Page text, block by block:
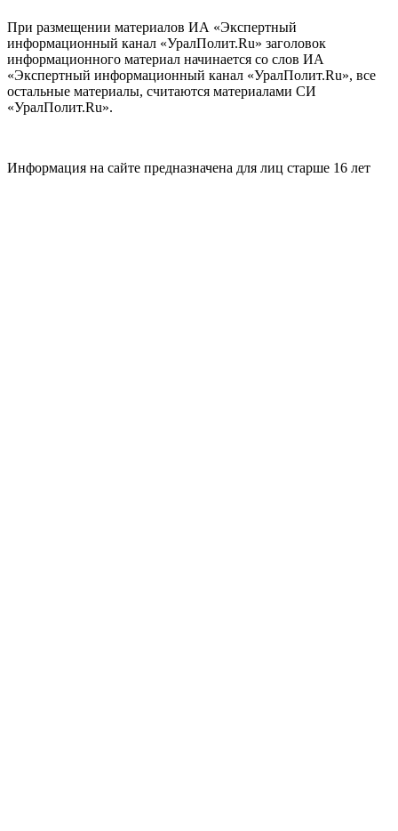
При размещении материалов ИА «Экспертный
информационный канал «УралПолит.Ru» заголовок
информационного материал начинается со слов ИА
«Экспертный информационный канал «УралПолит.Ru», все
остальные материалы, считаются материалами СИ
«УралПолит.Ru».
Информация на сайте предназначена для лиц старше 16 лет